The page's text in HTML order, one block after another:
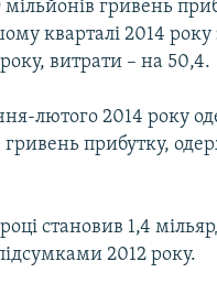
гривень
кварталі 2014 року
витрати – на 50,4.
лютого 2014 року
прибутку,
становив 1,4
2012 року.